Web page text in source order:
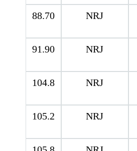
88.70
NRJ
91.90
NRJ
104.8
NRJ
105.2
NRJ